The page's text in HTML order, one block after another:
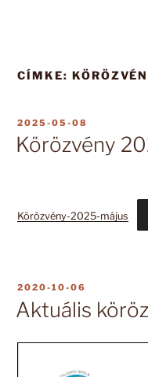
CÍMKE:
BEKÜLDVE:
2025-05-08
Körözvény
Körözvény-2025-május
BEKÜLDVE:
2020-10-06
Aktuális